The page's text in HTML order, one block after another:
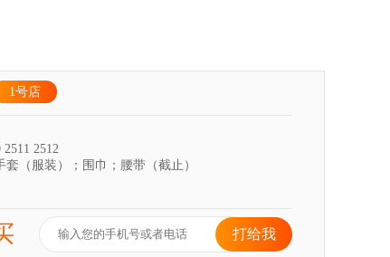
1号店
2511 2512
（服装）；围巾；腰带（截止）
打给我